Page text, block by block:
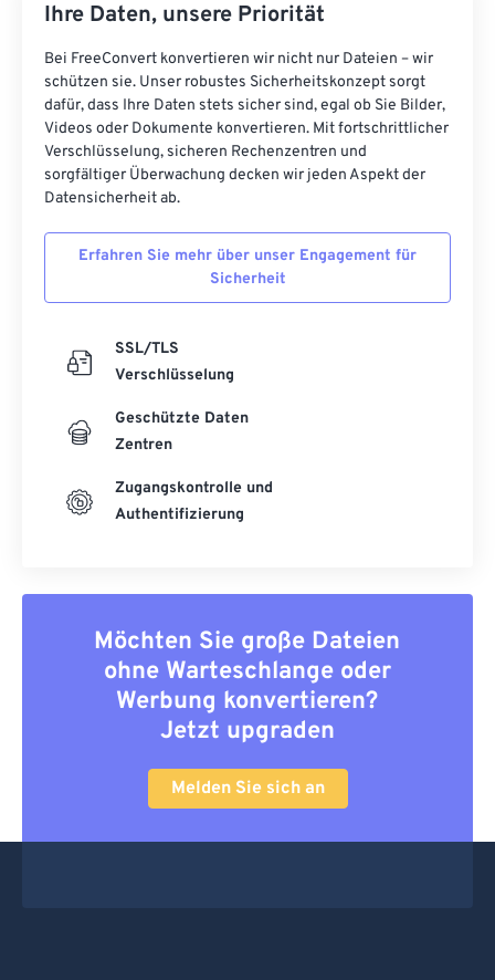
Ihre Daten, unsere Priorität
Bei FreeConvert konvertieren wir nicht nur Dateien – wir
schützen sie. Unser robustes Sicherheitskonzept sorgt
dafür, dass Ihre Daten stets sicher sind, egal ob Sie Bilder,
Videos oder Dokumente konvertieren. Mit fortschrittlicher
Verschlüsselung, sicheren Rechenzentren und
sorgfältiger Überwachung decken wir jeden Aspekt der
Datensicherheit ab.
Erfahren Sie mehr über unser Engagement für
Sicherheit
SSL/TLS
Verschlüsselung
Geschützte Daten
Zentren
Zugangskontrolle und
Authentifizierung
Möchten Sie große Dateien
ohne Warteschlange oder
Werbung konvertieren?
Jetzt upgraden
Melden Sie sich an